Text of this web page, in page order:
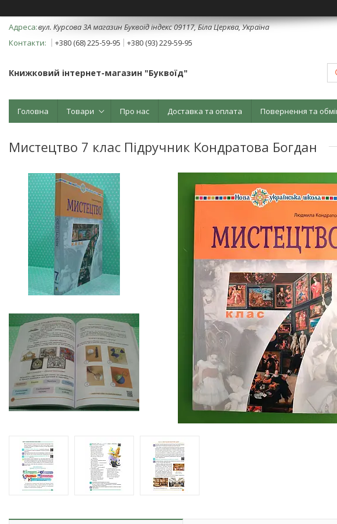
вул. Курсова 3А магазин Буквоїд індекс 09117, Біла Церква, Україна
+380 (68) 225-59-95
+380 (93) 229-59-95
Книжковий інтернет-магазин "Буквоїд"
Головна Товари Про нас Доставка та оплата Повернення та
Мистецтво 7 клас Підручник Кондратова Богдан